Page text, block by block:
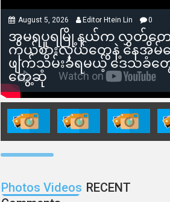
August 5, 2026 Editor Htein Lin 0
အမရပူရမြို့နယ်က လွှတ်တေ
ကိုယ်စားလှယ်တွေနဲ့ နေအိမ်
ဖျက်သိမ်းခံရမယ့် ဒေသခံတွ
တွေ့ဆုံ
Photos Videos RECENT